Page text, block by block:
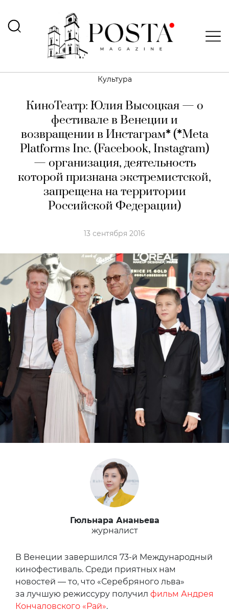
Культура
КиноТеатр: Юлия Высоцкая — о
фестивале в Венеции и
возвращении в Инстаграм*(*Meta
Platforms Inc. (Facebook, Instagram)
— организация, деятельность
которой признана экстремистской,
запрещена на территории
Российской Федерации)
13 сентября 2016
Гюльнара Ананьева
журналист
В Венеции завершился 73-й Международный
кинофестиваль. Среди приятных нам
новостей — то, что «Серебряного льва»
за лучшую режиссуру получил фильм Андрея
Кончаловского «Рай».